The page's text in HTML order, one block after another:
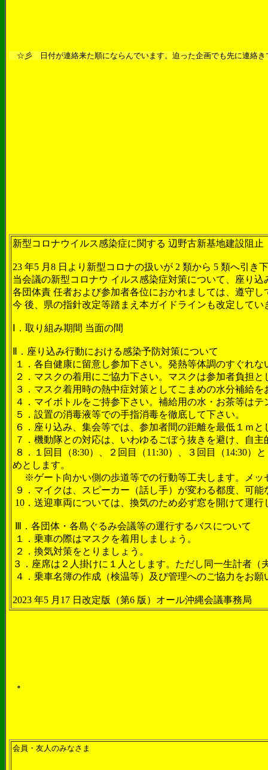
☆彡 日付が連絡来た順にならんでいます。迫った企画でも先に連絡き
新型コロナウイルス感染症に関する 辺野古新基地建設阻
23 年5 月8 日より新型コロナの扱いが 2 類から 5 類へ引き
当会議の新型コロナウ イルス感染症対策について、座り
各団体責 任者および参加者各位におかれましては、遵守
今 後、県の指針改定等踏まえ本ガイドラインも改定してい
Ⅰ．取り組み期間 当面の間
Ⅱ．座り込み行動における感染予防対策について
１．各自健康に留意し参加下さい。発熱等体調のすぐれ
２．マスクの着用にご協力下さい。マスクは参加者負担と
３．マスク着用時の熱中症対策としてこまめの水分補給を
４．マイボトルをご持参下さい。補給用の水・お茶等は
５．設置の消毒液等での手指消毒を徹底して下さい。
６．座り込み、集会等では、参加者間の距離を最低１ｍと
７．機動隊との対応は、いわゆるごぼう抜きを避け、自
８．１回目（8:30）、２回目（11:30）、３回目（14:30
めとします。
※ゲート向かい側の歩道等での行動等工夫します。メッ
９．マイクは、スピーカー（話し手）が変わる都度、可
10．送迎車両については、換気のため必ず窓を開けて運
Ⅲ．各団体・各島ぐるみ会議等の運行するバスについて
１．乗車の際はマスクを着用しましょう。
２．換気対策をとりましょう。
３．座席は２人掛けに１人とします。ただし同一生計者
４．乗車名簿の作成（検温等）及び管理へのご協力をお願
2023 年5 月17 日改定版（第6 版）オール沖縄会議事務局
。
会員・友人のみなさま